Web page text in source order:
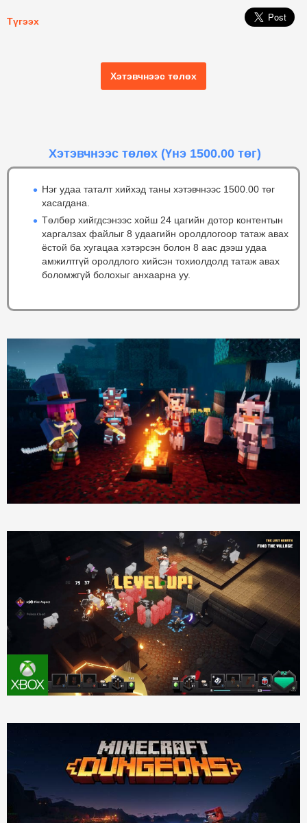
Түгээх
Хэтэвчнээс төлөх
Хэтэвчнээс төлөх (Үнэ 1500.00 төг)
Нэг удаа таталт хийхэд таны хэтэвчнээс 1500.00 төг
хасагдана.
Төлбөр хийгдсэнээс хойш 24 цагийн дотор контентын
харгалзах файлыг 8 удаагийн оролдлогоор татаж авах
ёстой ба хугацаа хэтэрсэн болон 8 аас дээш удаа
амжилтгүй оролдлого хийсэн тохиолдолд татаж авах
боломжгүй болохыг анхаарна уу.